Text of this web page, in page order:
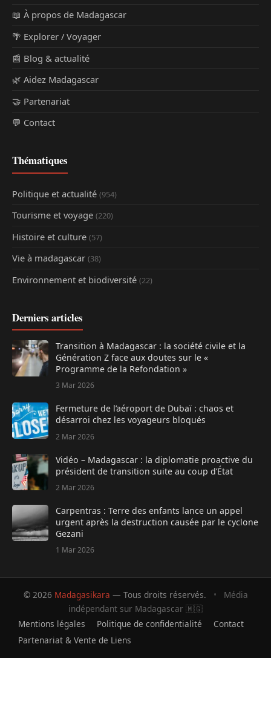
📖 À propos de Madagascar
🌴 Explorer / Voyager
📰 Blog & actualité
🌿 Aidez Madagascar
🤝 Partenariat
💬 Contact
Thématiques
Politique et actualité (954)
Tourisme et voyage (220)
Histoire et culture (57)
Vie à madagascar (38)
Environnement et biodiversité (22)
Derniers articles
Transition à Madagascar : la société civile et la
Génération Z face aux doutes sur le «
Programme de la Refondation »
3 Mar 2026
Fermeture de l’aéroport de Dubaï : chaos et
désarroi chez les voyageurs bloqués
2 Mar 2026
Vidéo – Madagascar : la diplomatie proactive du
président de transition suite au coup d’État
2 Mar 2026
Carpentras : Terre des enfants lance un appel
urgent après la destruction causée par le cyclone
Gezani
1 Mar 2026
© 2026 Madagasikara — Tous droits réservés. •
Média
indépendant sur Madagascar 🇲🇬
Mentions légales
Politique de confidentialité
Contact
Partenariat & Vente de Liens